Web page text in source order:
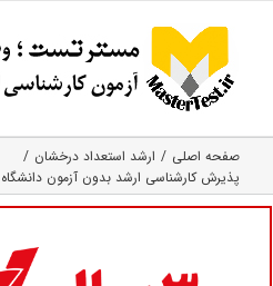
content
صفحه اصلی
ارشد استعداد درخشان
پذیرش کارشناسی ارشد بدون آزمون دانشگاه